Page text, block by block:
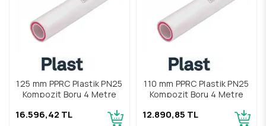
125 mm PPRC Plastik PN25
Kompozit Boru 4 Metre
16.596,42 TL
110 mm PPRC Plastik PN25
Kompozit Boru 4 Metre
12.890,85 TL